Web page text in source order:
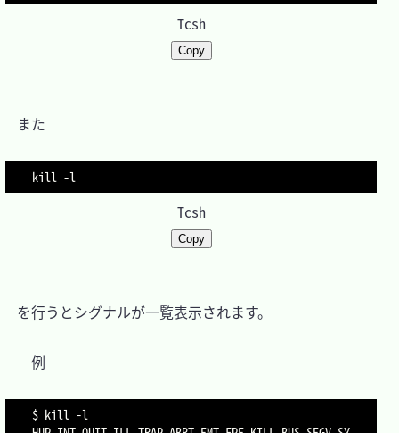
Tcsh
Copy
また
kill -l
Tcsh
Copy
を行うとシグナルが一覧表示されます。
例
$ kill -l